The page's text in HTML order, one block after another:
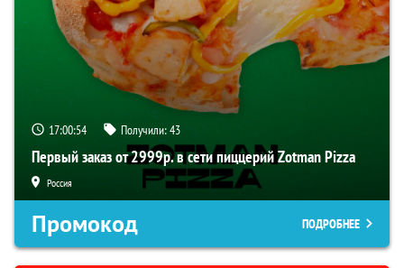
17:00:54 Получили:43
Первый заказ от 2999р. в сети пиццерий Zotman Pizza
Россия
Промокод ПОДРОБНЕЕ